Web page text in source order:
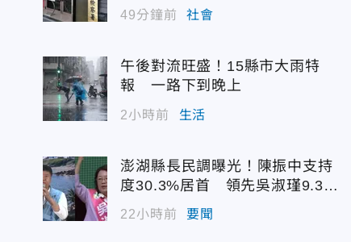
49分鐘前 社會
午後對流旺盛！15縣市大雨特
報 一路下到晚上
2小時前 生活
澎湖縣長民調曝光！陳振中支持
度30.3%居首 領先吳淑瑾9.3個
百分點
22小時前 要聞